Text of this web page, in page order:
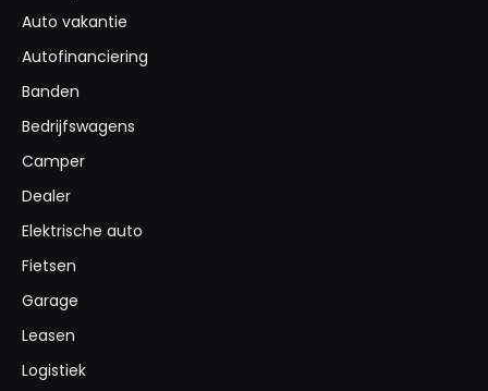
Auto vakantie
Autofinanciering
Banden
Bedrijfswagens
Camper
Dealer
Elektrische auto
Fietsen
Garage
Leasen
Logistiek